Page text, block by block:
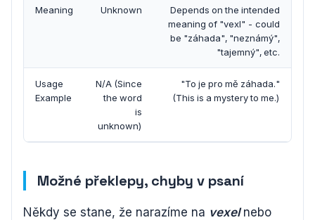
Meaning Unknown
Depends on the intended
meaning of "vexl" - could
be "záhada", "neznámý",
"tajemný", etc.
Usage
Example
N/A (Since
the word
is
unknown)
"To je pro mě záhada."
(This is a mystery to me.)
Možné překlepy, chyby v psaní
Někdy se stane, že narazíme na vexelnebo